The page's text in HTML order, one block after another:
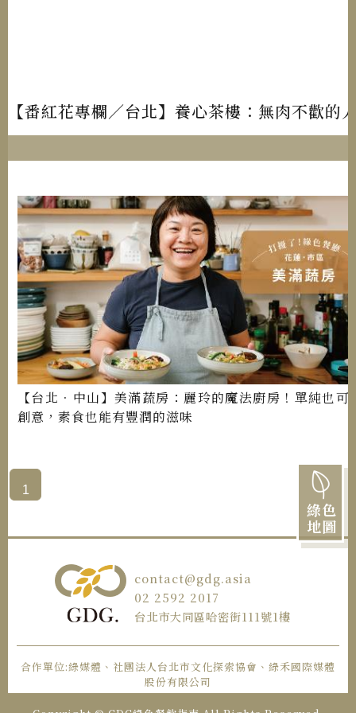
綠色
地圖
【番紅花專欄／台北】養心茶樓：無肉不歡
【台北．中山】美滿蔬房：麗玲的魔法廚房！單純也可
創意，素食也能有豐潤的滋味
1
contact@gdg.asia
02 2592 2017
台北市大同區哈密街111號1樓
合作單位:綠媒體、社團法人台北市文化探索協會、綠禾國際媒體
股份有限公司